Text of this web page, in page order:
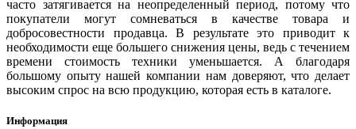
часто затягивается на неопределенный период, потому что
покупатели могут сомневаться в качестве товара и
добросовестности продавца. В результате это приводит к
необходимости еще большего снижения цены, ведь с течением
времени стоимость техники уменьшается. А благодаря
большому опыту нашей компании нам доверяют, что делает
высоким спрос на всю продукцию, которая есть в каталоге.
Информация